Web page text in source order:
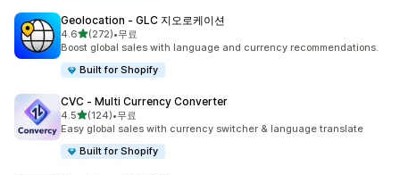
Geolocation ‑ GLC 지오로케이션
4.6별 5개 중
(272)
총 리뷰 272개
•무료
Boost global sales with language and currency recommendations.
Built for Shopify
CVC ‑ Multi Currency Converter
4.5별 5개 중
(124)
총 리뷰 124개
•무료
Easy global sales with currency switcher & language translate
Built for Shopify